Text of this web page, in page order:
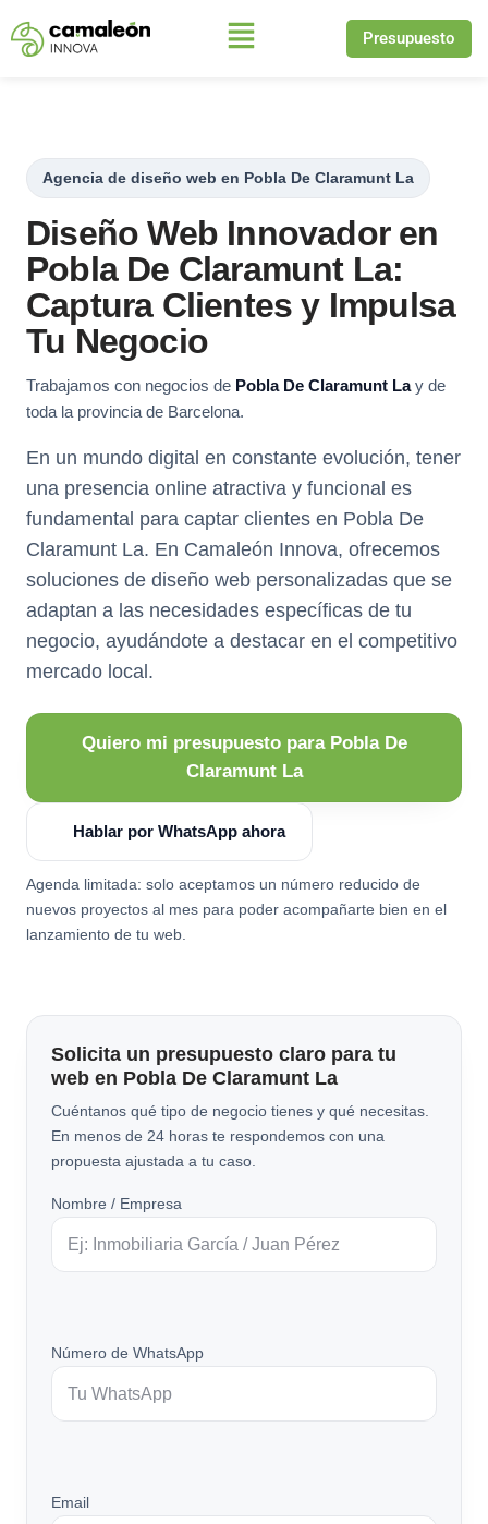
Saltar
Presupuesto
Agencia de diseño web en Pobla De Claramunt La
Diseño Web Innovador en
Pobla De Claramunt La:
Captura Clientes y Impulsa
Tu Negocio
Trabajamos con negocios de Pobla De Claramunt Lay de
toda la provincia de Barcelona.
En un mundo digital en constante evolución, tener
una presencia online atractiva y funcional es
fundamental para captar clientes en Pobla De
Claramunt La. En Camaleón Innova, ofrecemos
soluciones de diseño web personalizadas que se
adaptan a las necesidades específicas de tu
negocio, ayudándote a destacar en el competitivo
mercado local.
Quiero mi presupuesto para Pobla De
Claramunt La
Hablar por WhatsApp ahora
Agenda limitada: solo aceptamos un número reducido de
nuevos proyectos al mes para poder acompañarte bien en el
lanzamiento de tu web.
Solicita un presupuesto claro para tu
web en Pobla De Claramunt La
Cuéntanos qué tipo de negocio tienes y qué necesitas.
En menos de 24 horas te respondemos con una
propuesta ajustada a tu caso.
Nombre / Empresa
Número de WhatsApp
Email